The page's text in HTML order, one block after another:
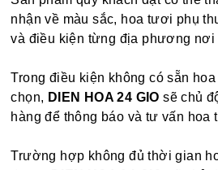
nhận về màu sắc, hoa tươi phụ
và điều kiện từng địa phương nơi
Trong điều kiện không có sẵn
chọn, DIEN HOA 24 GIO sẽ chủ
hàng để thông báo và tư vấn hoa
Trường hợp không đủ thời gian